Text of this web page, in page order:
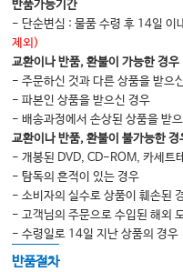
13. 외음부, 질, 자궁경부의 질환
14. 골반 염증성 질환
15. 골반 결핵
16. 이완, 요실금, 누공 및 위치이상
17. 선천성 기형 및 성발달 장애
18. 무월경
19. 자궁 내막증
20. 불임증과 보조 생식술
21. 폐경기
반품가능기간
- 단순변심 : 물품 수령 후 14일 이
제외)
교환이나 반품, 환불이 가능한 경우
- 주문하신 것과 다른 상품을 받으
- 파본인 상품을 받으신 경우
- 배송과정에서 손상된 상품을 받
교환이나 반품, 환불이 불가능한 경
- 개봉된 DVD, CD-ROM, 카세트
- 탐독의 흔적이 있는 경우
- 소비자의 실수로 상품이 훼손된
- 고객님의 주문으로 수입된 해외
- 수령일로 14일 지난 상품의 경우
반품절차